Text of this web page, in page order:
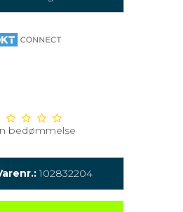
bedømmelse
102832204